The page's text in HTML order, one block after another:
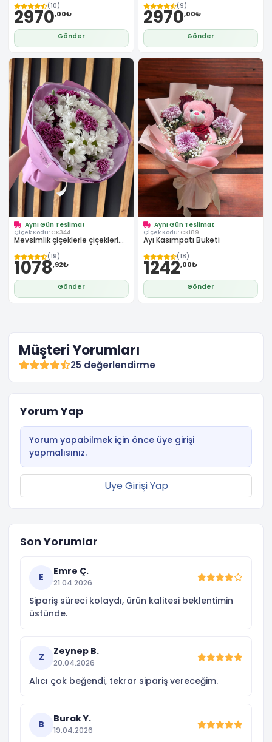
(10)
2970,00₺
Gönder
(9)
2970,00₺
Gönder
Aynı Gün Teslimat
Çiçek Kodu: CK344
Mevsimlik çiçeklerle çiçeklerl...
(19)
1078,92₺
Gönder
Aynı Gün Teslimat
Çiçek Kodu: CK189
Ayı Kasımpatı Buketi
(18)
1242,00₺
Gönder
Müşteri Yorumları
25 değerlendirme
Yorum Yap
Yorum yapabilmek için önce üye girişi
yapmalısınız.
Üye Girişi Yap
Son Yorumlar
E
Emre Ç.
21.04.2026
Sipariş süreci kolaydı, ürün kalitesi beklentimin
üstünde.
Z
Zeynep B.
20.04.2026
Alıcı çok beğendi, tekrar sipariş vereceğim.
B
Burak Y.
19.04.2026